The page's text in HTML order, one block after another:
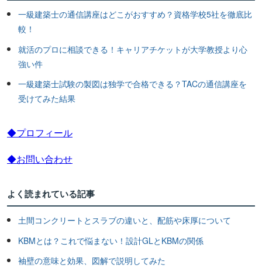
一級建築士の通信講座はどこがおすすめ？資格学校5社を徹底比
較！
就活のプロに相談できる！キャリアチケットが大学教授より心
強い件
一級建築士試験の製図は独学で合格できる？TACの通信講座を
受けてみた結果
◆プロフィール
◆お問い合わせ
よく読まれている記事
土間コンクリートとスラブの違いと、配筋や床厚について
KBMとは？これで悩まない！設計GLとKBMの関係
袖壁の意味と効果、図解で説明してみた